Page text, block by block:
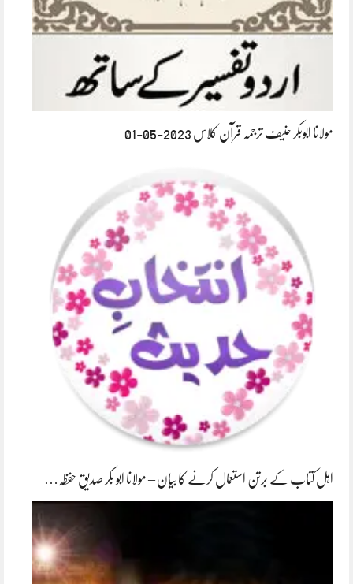
مولانا ابوبکر حنیف ترجمہ قرآن کلاس 2023-05-01
اہل کتاب کے برتن استعمال کرنے کا بیان – مولانا ابو بکر صدیق حفظہ…